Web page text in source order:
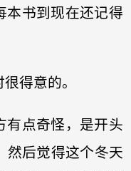
本书到现在还记得
得意的。
有点奇怪，是开头
然后觉得这个冬天